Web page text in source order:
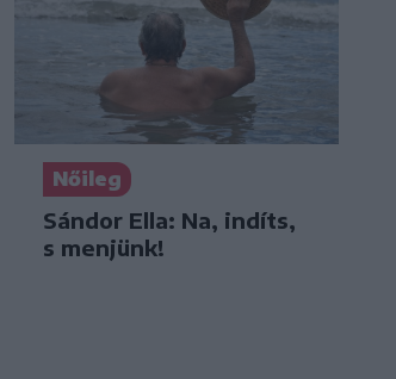
Nőileg
Sándor Ella: Na, indíts,
s menjünk!